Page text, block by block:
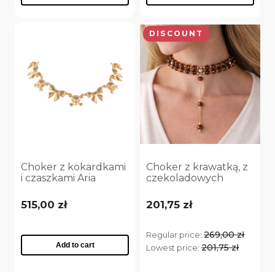
Choker z kokardkami
i czaszkami Aria
(C25/NUT/16AU)
515,00 zł
Add to cart
Choker z krawatką, z
czekoladowych
dodatkiem
satynowych,
(C25/KOR/13/1AU)
201,75 zł
Regular price:269,00 zł
Lowest price:201,75 zł
DISCOUNT